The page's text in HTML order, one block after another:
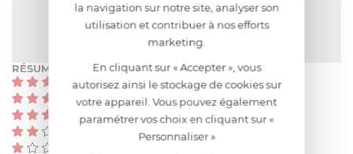
NOTE MOYENNE
Pas encore de note
RÉSUMÉ
(0)
(0)
(0)
la navigation sur notre site, analyser son
utilisation et contribuer à nos efforts
marketing.
En cliquant sur « Accepter », vous
autorisez ainsi le stockage de cookies sur
votre appareil. Vous pouvez également
paramétrer vos choix en cliquant sur «
Personnaliser »